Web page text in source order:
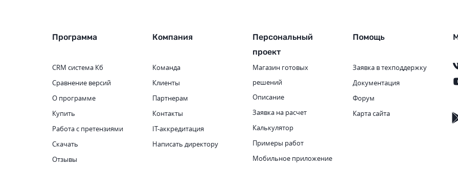
Программа
CRM система Кб
Сравнение версий
О программе
Купить
Работа с претензиями
Скачать
Отзывы
Компания
Команда
Клиенты
Партнерам
Контакты
IT-аккредитация
Написать директору
Персональный
проект
Магазин готовых
решений
Описание
Заявка на расчет
Калькулятор
Примеры работ
Мобильное приложение
Помощь
Заявка в техподдержку
Документация
Форум
Карта сайта